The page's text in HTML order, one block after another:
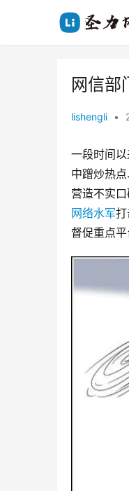
网信部
lishengli •
一段时间
中蹭炒热
营造不实
网络水军
督促重点